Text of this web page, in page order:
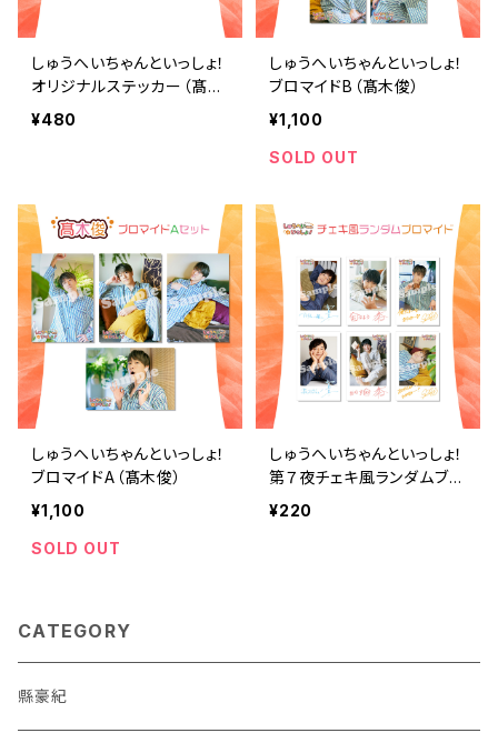
しゅうへいちゃんといっしょ！
オリジナルステッカー（髙木
俊）
¥480
しゅうへいちゃんといっしょ！
ブロマイドB（髙木俊）
¥1,100
SOLD OUT
しゅうへいちゃんといっしょ！
ブロマイドA（髙木俊）
¥1,100
SOLD OUT
しゅうへいちゃんといっしょ！
第７夜チェキ風ランダムブロ
マイド（全６種）
¥220
CATEGORY
縣豪紀